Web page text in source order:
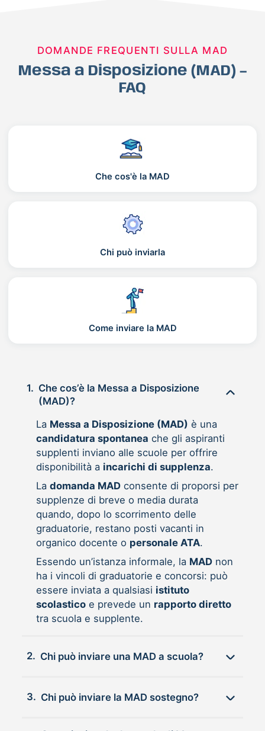
DOMANDE FREQUENTI SULLA MAD
Messa a Disposizione (MAD) –
FAQ
Che cos'è la MAD
Chi può inviarla
Come inviare la MAD
1. Che cos’è la Messa a Disposizione
(MAD)?
La Messa a Disposizione (MAD) è una
candidatura spontanea che gli aspiranti
supplenti inviano alle scuole per offrire
disponibilità a incarichi di supplenza.
La domanda MADconsente di proporsi per
supplenze di breve o media durata
quando, dopo lo scorrimento delle
graduatorie, restano posti vacanti in
organico docente o personale ATA.
Essendo un’istanza informale, la MADnon
ha i vincoli di graduatorie e concorsi: può
essere inviata a qualsiasi istituto
scolasticoe prevede un rapporto diretto
tra scuola e supplente.
2. Chi può inviare una MAD a scuola?
3. Chi può inviare la MAD sostegno?